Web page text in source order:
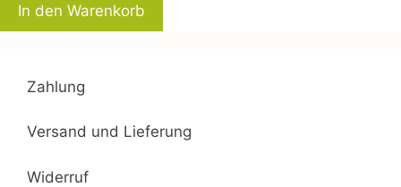
In den Warenkorb
Zahlung
Versand und Lieferung
Widerruf